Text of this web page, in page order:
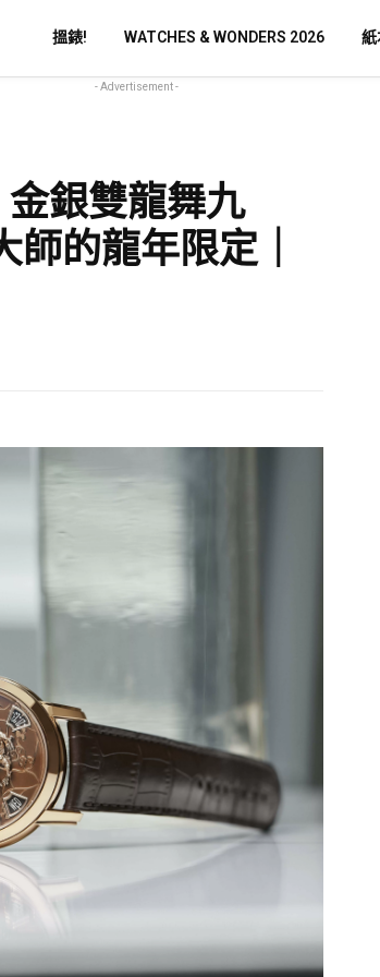
搵錶! WATCHES & WONDERS 2026 紙
- Advertisement -
銀雙龍舞九
的龍年限定｜